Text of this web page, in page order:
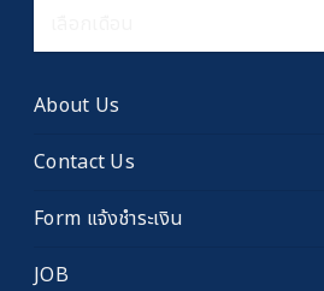
เรื่อง
About Us
Contact Us
Form แจ้งชำระเงิน
JOB